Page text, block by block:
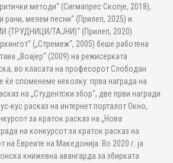
методи“ (Сигмапрес Скопје, 2018),
рани, мелем песни“ (Прилеп, 2025) и
(ТРУДНИЦИ/ТАЈНИ)“ (Прилеп, 2020).
(„Стремеж“, 2005) беше работена
„Воајер“ (2009) на режисерката
во класата на професорот Слободан
ќе споменеме неколку: прва награда на
на „Студентски збор“, две први награди
кус расказ на интернет порталот Окно,
за краток расказ на „Нова
на конкурсот за краток расказ на
Евреите на Македонија. Во 2020 г. ја
книжевна авангарда за збирката